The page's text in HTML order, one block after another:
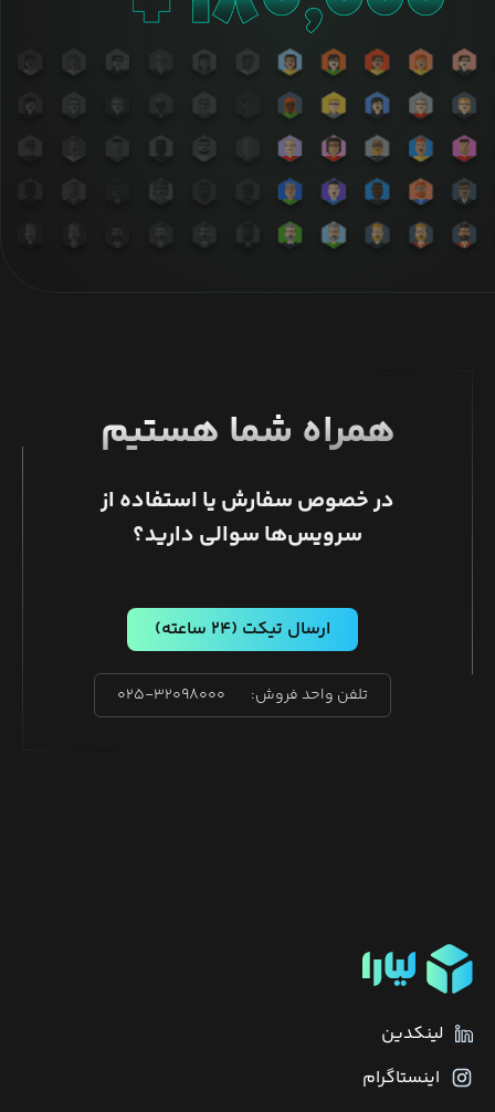
همراه شما هستیم
در خصوص سفارش یا استفاده از
سرویس‌ها سوالی دارید؟
ارسال تیکت (۲۴ ساعته)
تلفن واحد فروش: ۰۲۵-۳۲۰۹۸۰۰۰
لینکدین
اینستاگرام